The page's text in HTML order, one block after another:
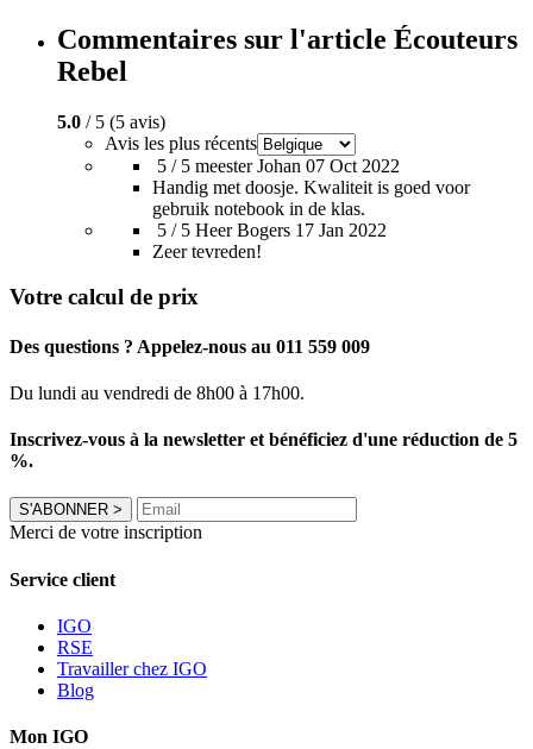
Commentaires sur l'article Écouteurs
Rebel
5.0 / 5 (5 avis)
Avis les plus récents
5 / 5 meester Johan 07 Oct 2022
Handig met doosje. Kwaliteit is goed voor
gebruik notebook in de klas.
5 / 5 Heer Bogers 17 Jan 2022
Zeer tevreden!
Votre calcul de prix
Des questions ? Appelez-nous au 011 559 009
Du lundi au vendredi de 8h00 à 17h00.
Inscrivez-vous à la newsletter et bénéficiez d'une réduction de 5
%.
S'ABONNER >
Merci de votre inscription
Service client
IGO
RSE
Travailler chez IGO
Blog
Mon IGO